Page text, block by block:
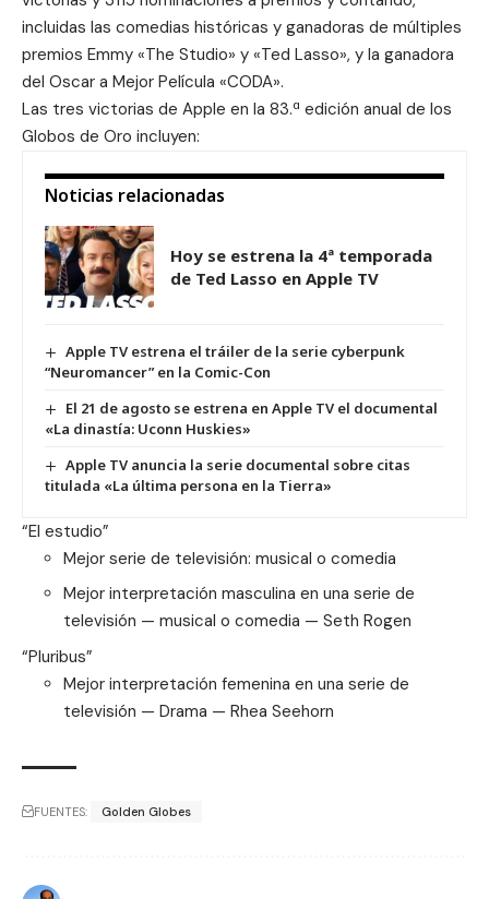
incluidas las comedias históricas y ganadoras de múltiples
premios Emmy «The Studio» y «Ted Lasso», y la ganadora
del Oscar a Mejor Película «CODA».
Las tres victorias de Apple en la 83.ª edición anual de los
Globos de Oro incluyen:
Noticias relacionadas
Hoy se estrena la 4ª temporada
de Ted Lasso en Apple TV
Apple TV estrena el tráiler de la serie cyberpunk
“Neuromancer” en la Comic-Con
El 21 de agosto se estrena en Apple TV el documental
«La dinastía: Uconn Huskies»
Apple TV anuncia la serie documental sobre citas
titulada «La última persona en la Tierra»
“El estudio”
Mejor serie de televisión: musical o comedia
Mejor interpretación masculina en una serie de
televisión — musical o comedia — Seth Rogen
“Pluribus”
Mejor interpretación femenina en una serie de
televisión — Drama — Rhea Seehorn
FUENTES: Golden Globes